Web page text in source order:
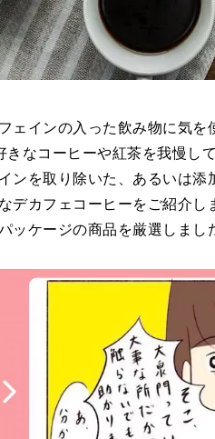
ェインの入った飲み物に気
きなコーヒーや紅茶を我慢し
ンを取り除いた、あるいは
デカフェコーヒーをご紹介し
ッケージの商品を厳選しまし